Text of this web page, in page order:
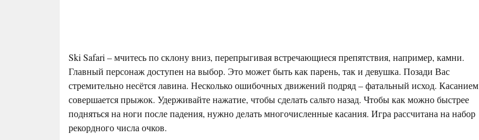
Ski Safari – мчитесь по склону вниз, перепрыгивая встречающиеся препятствия, например, камни.
Главный персонаж доступен на выбор. Это может быть как парень, так и девушка. Позади Вас
стремительно несётся лавина. Несколько ошибочных движений подряд – фатальный исход. Касанием
совершается прыжок. Удерживайте нажатие, чтобы сделать сальто назад. Чтобы как можно быстрее
подняться на ноги после падения, нужно делать многочисленные касания. Игра рассчитана на набор
рекордного числа очков.